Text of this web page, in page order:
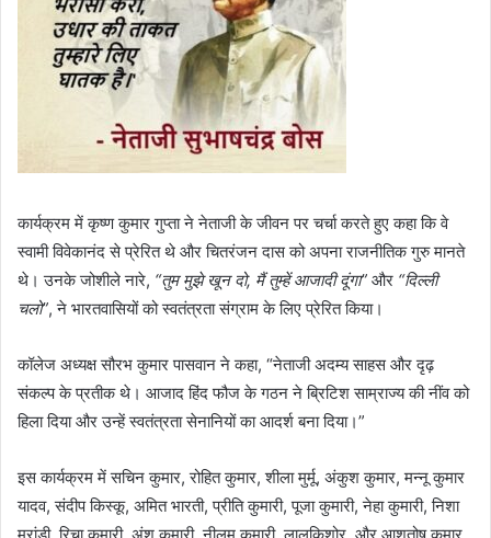
कार्यक्रम में कृष्ण कुमार गुप्ता ने नेताजी के जीवन पर चर्चा करते हुए कहा कि वे
स्वामी विवेकानंद से प्रेरित थे और चितरंजन दास को अपना राजनीतिक गुरु मानते
थे। उनके जोशीले नारे, “तुम मुझे खून दो, मैं तुम्हें आजादी दूंगा” और “दिल्ली
चलो”, ने भारतवासियों को स्वतंत्रता संग्राम के लिए प्रेरित किया।
कॉलेज अध्यक्ष सौरभ कुमार पासवान ने कहा, “नेताजी अदम्य साहस और दृढ़
संकल्प के प्रतीक थे। आजाद हिंद फौज के गठन ने ब्रिटिश साम्राज्य की नींव को
हिला दिया और उन्हें स्वतंत्रता सेनानियों का आदर्श बना दिया।”
इस कार्यक्रम में सचिन कुमार, रोहित कुमार, शीला मुर्मू, अंकुश कुमार, मन्नू कुमार
यादव, संदीप किस्कू, अमित भारती, प्रीति कुमारी, पूजा कुमारी, नेहा कुमारी, निशा